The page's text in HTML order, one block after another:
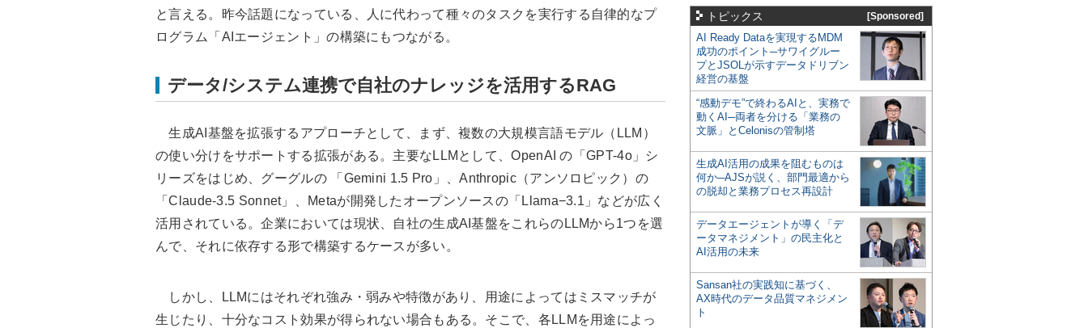
と言える。昨今話題になっている、人に代わって種々のタスクを実行する自律的なプ
ログラム「AIエージェント」の構築にもつながる。
データ/システム連携で自社のナレッジを活用するRAG
生成AI基盤を拡張するアプローチとして、まず、複数の大規模言語モデル（LLM）
の使い分けをサポートする拡張がある。主要なLLMとして、OpenAI の「GPT-4o」シ
リーズをはじめ、グーグルの 「Gemini 1.5 Pro」、Anthropic（アンソロピック）の
「Claude-3.5 Sonnet」、Metaが開発したオープンソースの「Llama−3.1」などが広く
活用されている。企業においては現状、自社の生成AI基盤をこれらのLLMから1つを選
んで、それに依存する形で構築するケースが多い。
しかし、LLMにはそれぞれ強み・弱みや特徴があり、用途によってはミスマッチが
生じたり、十分なコスト効果が得られない場合もある。そこで、各LLMを用途によっ
トピックス [Sponsored]
AI Ready Dataを実現するMDM
成功のポイント─サワイグルー
プとJSOLが示すデータドリブン
経営の基盤
“感動デモ”で終わるAIと、実務で
動くAI─両者を分ける「業務の
文脈」とCelonisの管制塔
生成AI活用の成果を阻むものは
何か─AJSが説く、部門最適から
の脱却と業務プロセス再設計
データエージェントが導く「デ
ータマネジメント」の民主化と
AI活用の未来
Sansan社の実践知に基づく、
AX時代のデータ品質マネジメン
ト